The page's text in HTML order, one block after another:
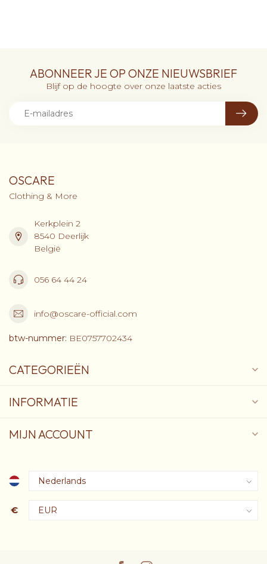
ABONNEER JE OP ONZE NIEUWSBRIEF
Blijf op de hoogte over onze laatste acties
OSCARE
Clothing & More
Kerkplein 2
8540 Deerlijk
België
056 64 44 24
info@oscare-official.com
btw-nummer: BE0757702434
CATEGORIEËN
INFORMATIE
MIJN ACCOUNT
€